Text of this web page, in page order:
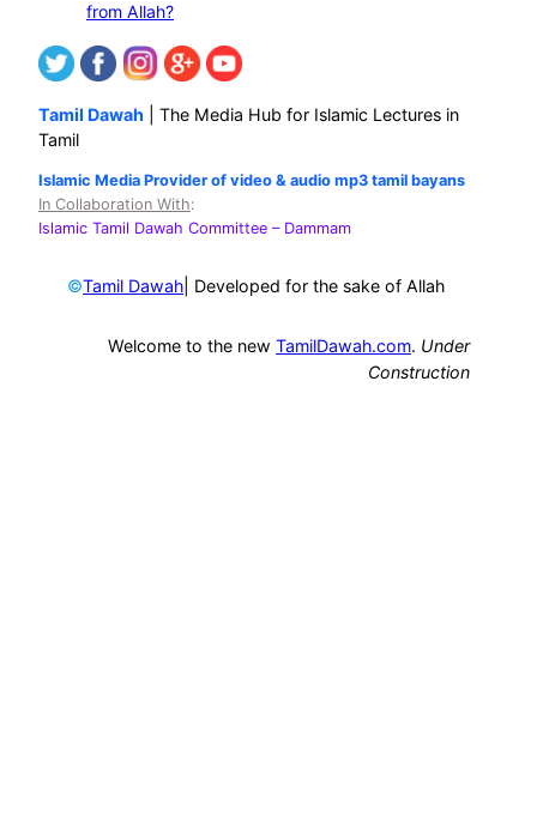
from Allah?
Tamil Dawah | The Media Hub for Islamic Lectures in
Tamil
Islamic Media Provider of video & audio mp3 tamil bayans
In Collaboration With:
Islamic Tamil Dawah Committee – Dammam
©Tamil Dawah | Developed for the sake of Allah
Welcome to the new TamilDawah.com. Under
Construction